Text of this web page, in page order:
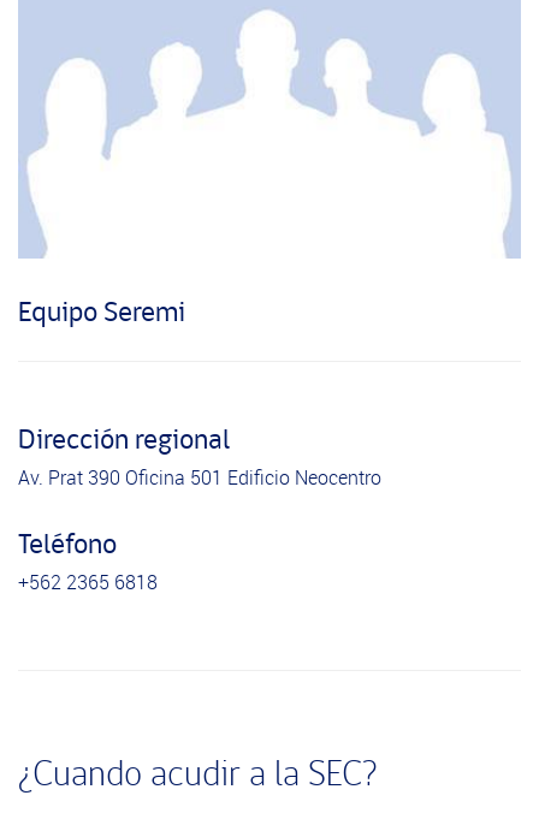
Equipo Seremi
Dirección regional
Av. Prat 390 Oficina 501 Edificio Neocentro
Teléfono
+562 2365 6818
¿Cuando acudir a la SEC?